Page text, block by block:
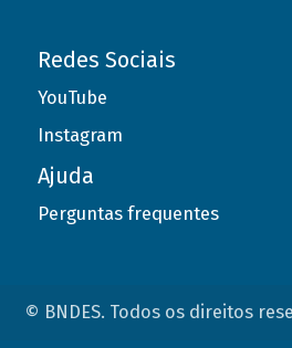
Redes Sociais
YouTube
Instagram
Ajuda
Perguntas frequentes
© BNDES. Todos os direitos